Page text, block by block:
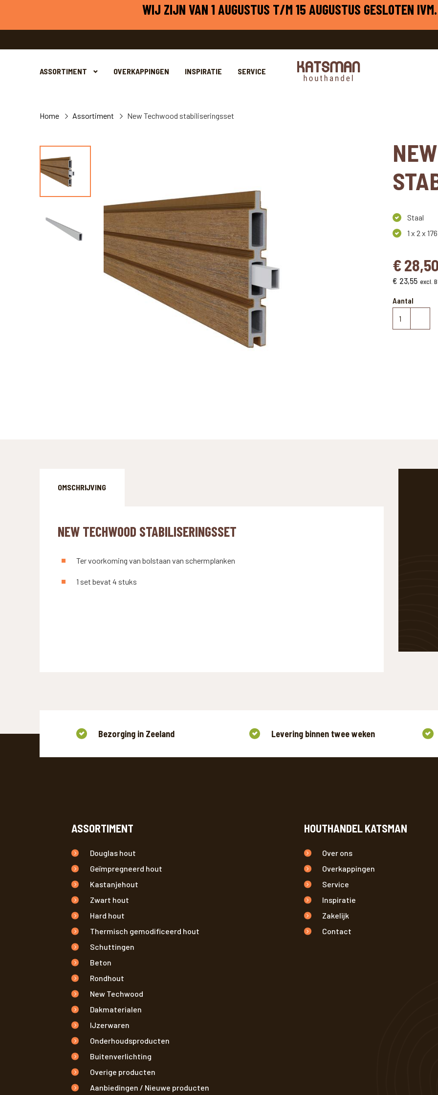
WIJ ZIJN VAN 1 AUGUSTUS T/M 15 AUGUSTUS GESLOTEN
ASSORTIMENT OVERKAPPINGEN INSPIRATIE SERVICE
Home Assortiment New Techwood stabiliseringsset
Staal
1 x 2 x
€28,50
€ 23,55 excl.
Aantal
New
Techwood
OMSCHRIJVING
NEW TECHWOOD STABILISERINGSSET
Ter voorkoming van bolstaan van schermplanken
1 set bevat 4 stuks
Bezorging in Zeeland Levering binnen twee weken
ASSORTIMENT
Douglas hout
Geïmpregneerd hout
Kastanjehout
Zwart hout
Hard hout
Thermisch gemodificeerd hout
Schuttingen
Beton
Rondhout
New Techwood
Dakmaterialen
IJzerwaren
Onderhoudsproducten
Buitenverlichting
Overige producten
Aanbiedingen / Nieuwe producten
HOUTHANDEL KATSMAN
Over ons
Overkappingen
Service
Inspiratie
Zakelijk
Contact